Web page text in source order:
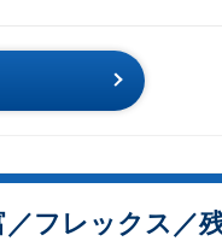
フレックス／